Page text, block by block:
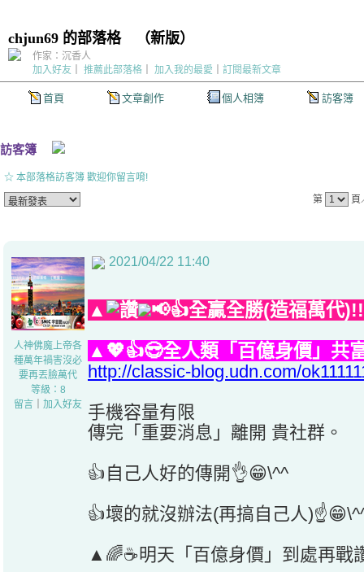
chjun69 的部落格（新版）
首頁 文章創作 個人相簿 訪客簿
加入好友 推薦此部落格 加入我的最愛 訂閱最新文章
作家：沉香人
訪客簿
☆ 本部落格訪客簿 歡迎你留言唷!
第
人神佛魔上帝各
種萬年禍害沒必
要再丟臉萬代
等級：8
留言
加入好友
2021/04/22 11:40
▲
📢👍全贏全勝(造福萬
▲💖👍😎全人類「百億身價」
http://classic-blog.udn.com/
手機容量有限
傳完「重要消息」離開 貴社群。
👍自己人好的傳開👌😁\^^
👍壞的就沒辦法(再搞自己人
▲🌈☕明天「百億身價」到處再戰